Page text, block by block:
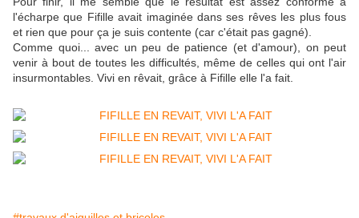
l'écharpe que Fifille avait imaginée dans ses rêves les plus fous
et rien que pour ça je suis contente (car c'était pas gagné).
Comme quoi... avec un peu de patience (et d'amour), on peut
venir à bout de toutes les difficultés, même de celles qui ont l'air
insurmontables. Vivi en rêvait, grâce à Fifille elle l'a fait.